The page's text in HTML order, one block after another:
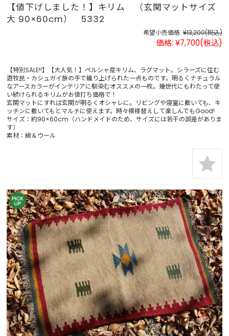
【値下げしました！】キリム （玄関マットサイズ
大 90×60cm） 5332
希望小売価格: ¥13,200(税込)
価格: ¥7,700(税込)
【特別SALE!!】【大人気！】ペルシャ産キリム、ラグマット。シラーズに住む
遊牧民・カシュガイ族の手で織り上げられた一点ものです。明るくナチュラル
なアースカラーがインテリアに馴染むオススメの一枚。幾世代にもわたって使
い続けられるキリムがお値打ち価格で！
玄関マットにすれば玄関が明るくオシャレに。リビングや寝室に敷いても、キ
ッチンに敷いてもとマルチに使えます。時々模様替えして楽しんでもGood!
サイズ：約90×60cm（ハンドメイドのため、サイズには若干の誤差がありま
す）
素材：綿＆ウール